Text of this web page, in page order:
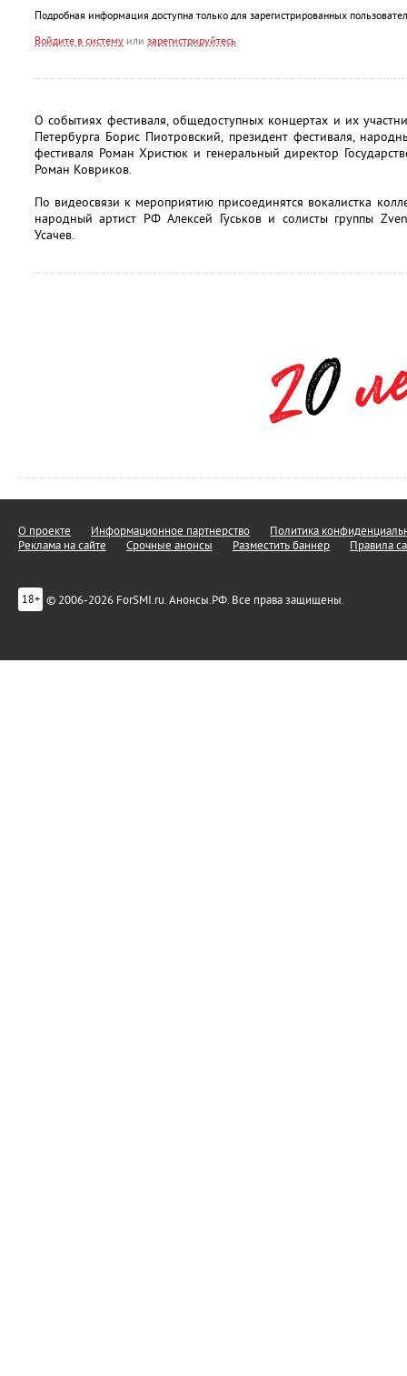
Подробная информация доступна только для зарегистрированных
Войдите в систему или зарегистрируйтесь
О событиях фестиваля, общедоступных концертах и их
Петербурга Борис Пиотровский, президент фестиваля,
фестиваля Роман Христюк и генеральный директор
Роман Ковриков.
По видеосвязи к мероприятию присоединятся вокалистка
народный артист РФ Алексей Гуськов и солисты группы
Усачев.
О проекте Информационное партнерство
Политика
Реклама на сайте
Срочные анонсы Разместить баннер Правила
18+ © 2006-2026 ForSMI.ru. Анонсы.РФ. Все права защищены.